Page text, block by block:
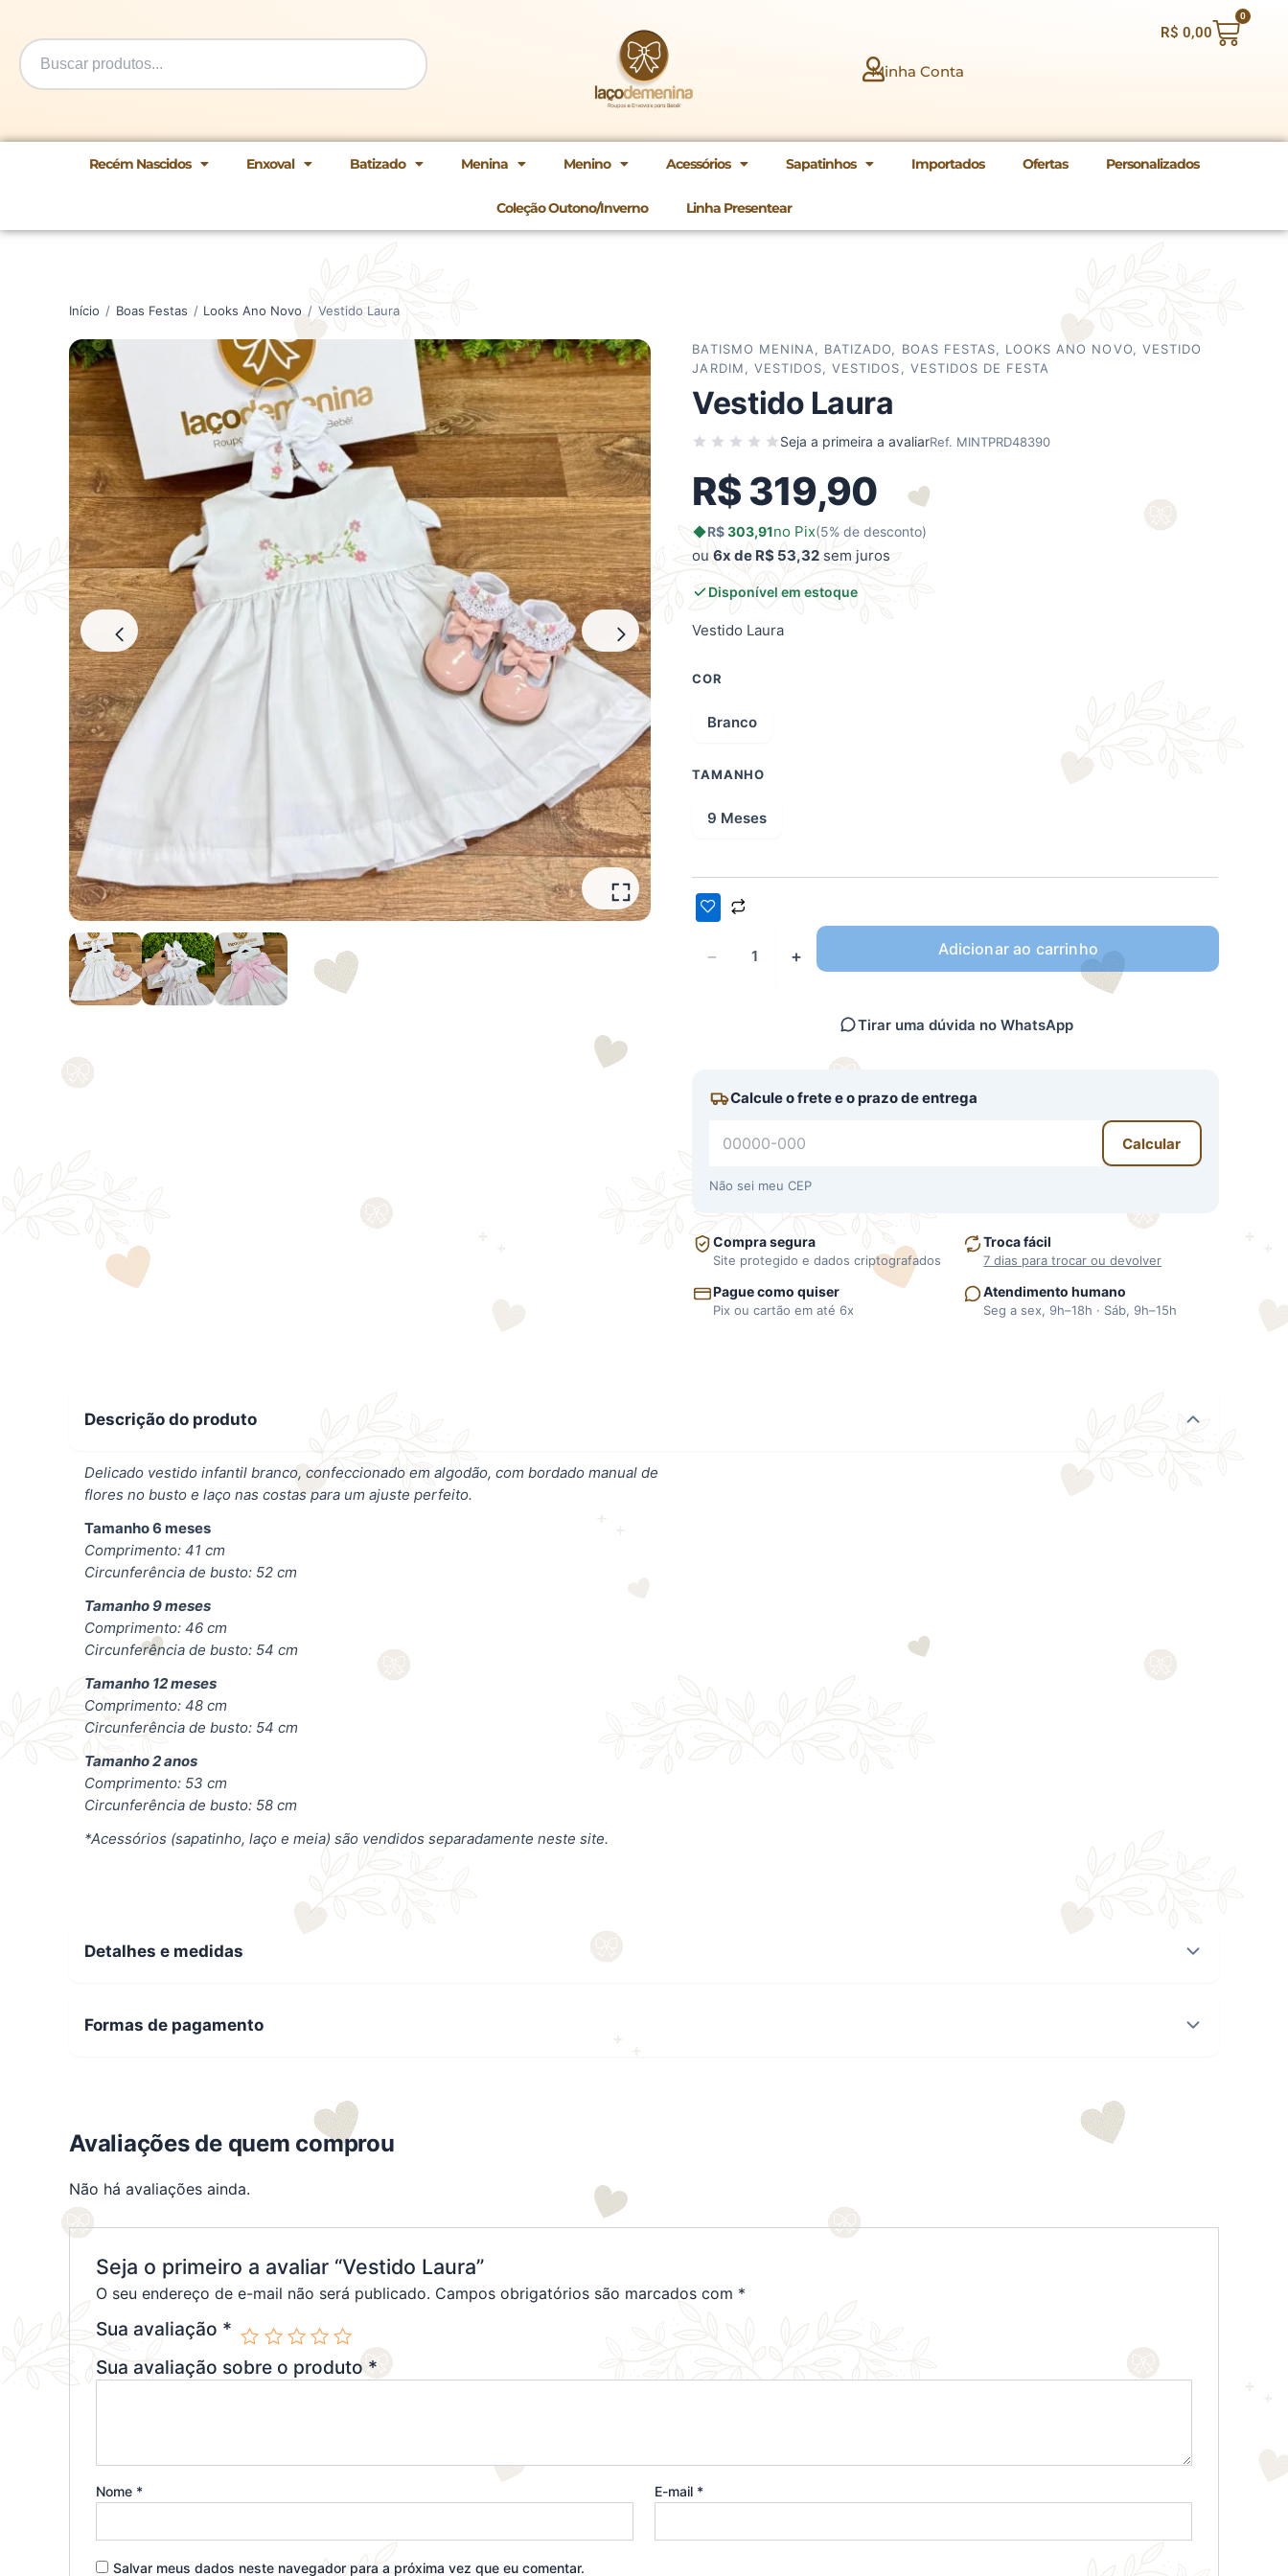
conteúdo
R$ 0,00
0
Minha Conta
Recém Nascidos Enxoval Batizado Menina Menino Acessórios Sapatinhos Importados Ofertas Personalizados
Coleção Outono/Inverno Linha Presentear
Início / Boas Festas / Looks Ano Novo / Vestido Laura
BATISMO MENINA, BATIZADO, BOAS FESTAS, LOOKS ANO NOVO, VESTIDO
JARDIM, VESTIDOS,VESTIDOS, VESTIDOS DE FESTA
Vestido Laura
Seja a primeira a avaliarRef. MINTPRD48390
R$319,90
R$303,91no Pix(5% de desconto)
ou6x de R$ 53,32 sem juros
Disponível em estoque
Vestido Laura
COR
Branco
TAMANHO
9 Meses
− + Adicionar ao carrinho
Tirar uma dúvida no WhatsApp
Calcule o frete e o prazo de entrega
Calcular
Não sei meu CEP
Compra segura
Site protegido e dados criptografados
Troca fácil
7 dias para trocar ou devolver
Pague como quiser
Pix ou cartão em até 6x
Atendimento humano
Seg a sex, 9h–18h · Sáb, 9h–15h
Descrição do produto
Delicado vestido infantil branco, confeccionado em algodão, com bordado manual de
flores no busto e laço nas costas para um ajuste perfeito.
Tamanho 6 meses
Comprimento: 41 cm
Circunferência de busto: 52 cm
Tamanho 9 meses
Comprimento: 46 cm
Circunferência de busto: 54 cm
Tamanho 12 meses
Comprimento: 48 cm
Circunferência de busto: 54 cm
Tamanho 2 anos
Comprimento: 53 cm
Circunferência de busto: 58 cm
*Acessórios (sapatinho, laço e meia) são vendidos separadamente neste site.
Detalhes e medidas
Formas de pagamento
Avaliações de quem comprou
Não há avaliações ainda.
Seja o primeiro a avaliar “Vestido Laura”
O seu endereço de e-mail não será publicado. Campos obrigatórios são marcados com *
Sua avaliação *
Sua avaliação sobre o produto *
Nome * E-mail *
Salvar meus dados neste navegador para a próxima vez que eu comentar.